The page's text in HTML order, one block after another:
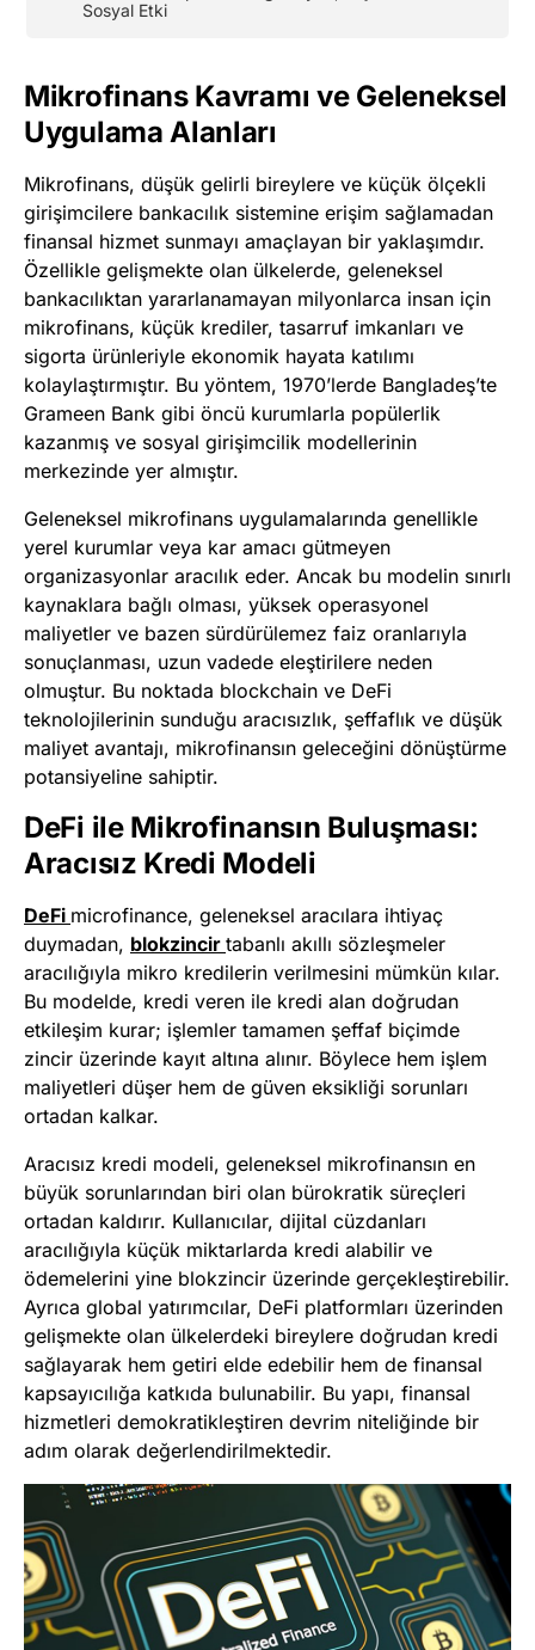
Sosyal Etki
Mikrofinans Kavramı ve Geleneksel
Uygulama Alanları
Mikrofinans, düşük gelirli bireylere ve küçük ölçekli
girişimcilere bankacılık sistemine erişim sağlamadan
finansal hizmet sunmayı amaçlayan bir yaklaşımdır.
Özellikle gelişmekte olan ülkelerde, geleneksel
bankacılıktan yararlanamayan milyonlarca insan için
mikrofinans, küçük krediler, tasarruf imkanları ve
sigorta ürünleriyle ekonomik hayata katılımı
kolaylaştırmıştır. Bu yöntem, 1970’lerde Bangladeş’te
Grameen Bank gibi öncü kurumlarla popülerlik
kazanmış ve sosyal girişimcilik modellerinin
merkezinde yer almıştır.
Geleneksel mikrofinans uygulamalarında genellikle
yerel kurumlar veya kar amacı gütmeyen
organizasyonlar aracılık eder. Ancak bu modelin sınırlı
kaynaklara bağlı olması, yüksek operasyonel
maliyetler ve bazen sürdürülemez faiz oranlarıyla
sonuçlanması, uzun vadede eleştirilere neden
olmuştur. Bu noktada blockchain ve DeFi
teknolojilerinin sunduğu aracısızlık, şeffaflık ve düşük
maliyet avantajı, mikrofinansın geleceğini dönüştürme
potansiyeline sahiptir.
DeFi ile Mikrofinansın Buluşması:
Aracısız Kredi Modeli
DeFi microfinance, geleneksel aracılara ihtiyaç
duymadan, blokzincir tabanlı akıllı sözleşmeler
aracılığıyla mikro kredilerin verilmesini mümkün kılar.
Bu modelde, kredi veren ile kredi alan doğrudan
etkileşim kurar; işlemler tamamen şeffaf biçimde
zincir üzerinde kayıt altına alınır. Böylece hem işlem
maliyetleri düşer hem de güven eksikliği sorunları
ortadan kalkar.
Aracısız kredi modeli, geleneksel mikrofinansın en
büyük sorunlarından biri olan bürokratik süreçleri
ortadan kaldırır. Kullanıcılar, dijital cüzdanları
aracılığıyla küçük miktarlarda kredi alabilir ve
ödemelerini yine blokzincir üzerinde gerçekleştirebilir.
Ayrıca global yatırımcılar, DeFi platformları üzerinden
gelişmekte olan ülkelerdeki bireylere doğrudan kredi
sağlayarak hem getiri elde edebilir hem de finansal
kapsayıcılığa katkıda bulunabilir. Bu yapı, finansal
hizmetleri demokratikleştiren devrim niteliğinde bir
adım olarak değerlendirilmektedir.